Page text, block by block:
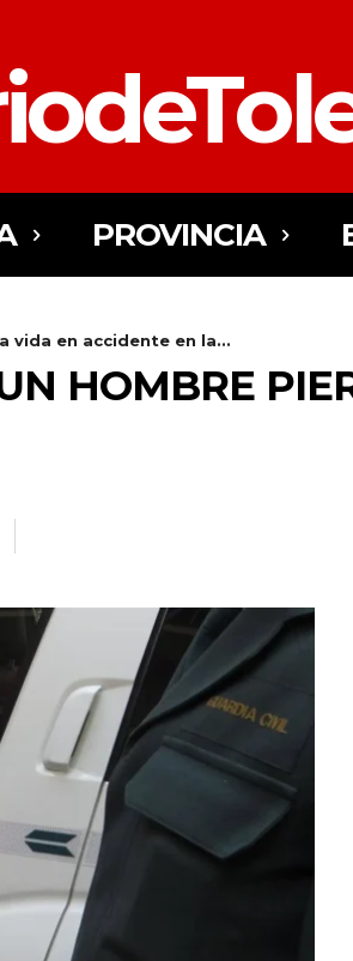
PROVINCIA
vida en accidente en la...
HOMBRE